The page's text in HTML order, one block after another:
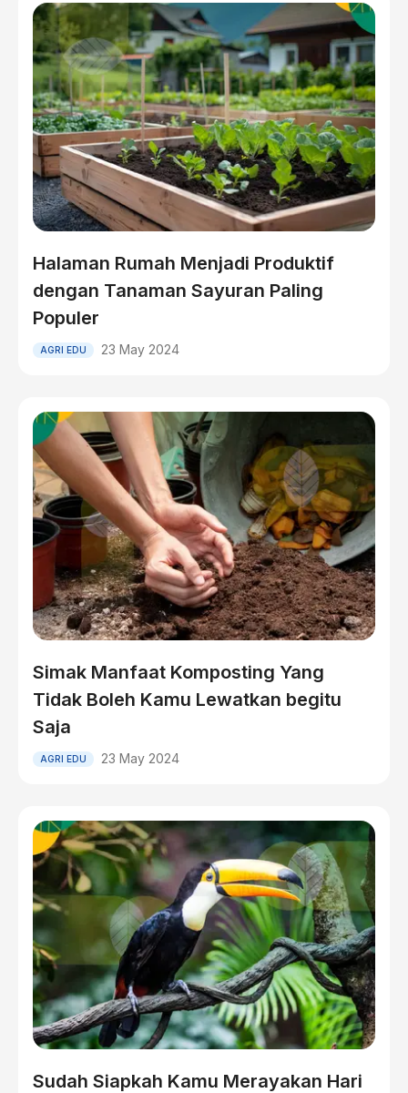
Halaman Rumah Menjadi Produktif
dengan Tanaman Sayuran Paling
Populer
AGRI EDU 23 May 2024
Simak Manfaat Komposting Yang
Tidak Boleh Kamu Lewatkan begitu
Saja
AGRI EDU 23 May 2024
Sudah Siapkah Kamu Merayakan Hari